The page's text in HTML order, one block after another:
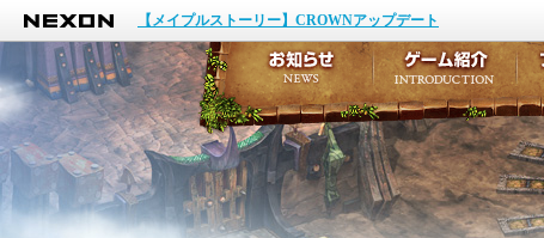
NEXON
【メイプルストーリー】CROWNアップデート
お知らせ
イベント
アップデート
メンテナンス